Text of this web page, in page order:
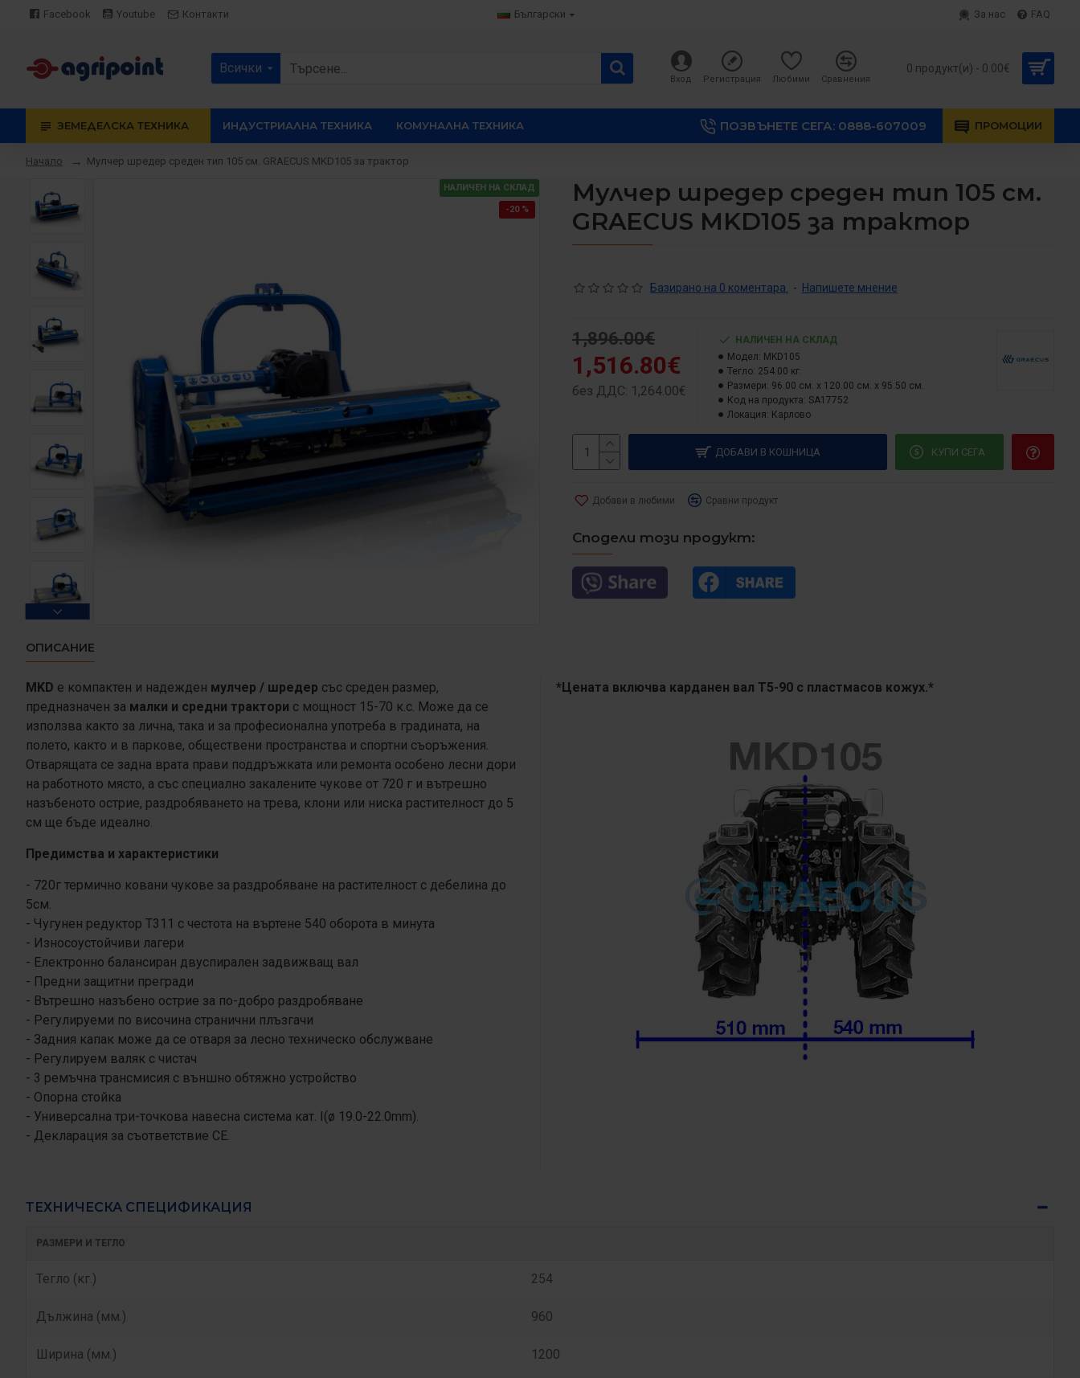
Facebook Youtube Контакти Български За нас FAQ
Всички
Вход Регистрация Любими Сравнения
0 продукт(и) - 0.00€
ЗЕМЕДЕЛСКА ТЕХНИКА ИНДУСТРИАЛНА ТЕХНИКА КОМУНАЛНА ТЕХНИКА ПОЗВЪНЕТЕ СЕГА: 0888-607009 ПРОМОЦИИ
Начало Мулчер шредер среден тип 105 см. GRAECUS MKD105 за трактор
НАЛИЧЕН НА СКЛАД
-20 %
Мулчер шредер среден тип 105 см.
GRAECUS MKD105 за трактор
Базирано на 0 коментара. - Напишете мнение
1,516.80€
1,896.00€
без ДДС: 1,264.00€
НАЛИЧЕН НА СКЛАД
Модел: MKD105
Тегло: 254.00 кг.
Размери: 96.00 см. x 120.00 см. x 95.50 см.
Код на продукта: SA17752
Локация: Карлово
ДОБАВИ В КОШНИЦА КУПИ СЕГА
Добави в любими Сравни продукт
Сподели този продукт:
ОПИСАНИЕ
MKD е компактен и надежден мулчер / шредер със среден размер,
предназначен за малки и средни трактори с мощност 15-70 к.с. Може да се
използва както за лична, така и за професионална употреба в градината, на
полето, както и в паркове, обществени пространства и спортни съоръжения.
Отварящата се задна врата прави поддръжката или ремонта особено лесни дори
на работното място, а със специално закалените чукове от 720 г и вътрешно
назъбеното острие, раздробяването на трева, клони или ниска растителност до 5
см ще бъде идеално.
Предимства и характеристики
- 720г термично ковани чукове за раздробяване на растителност с дебелина до
5см.
- Чугунен редуктор Т311 с честота на въртене 540 оборота в минута
- Износоустойчиви лагери
- Електронно балансиран двуспирален задвижващ вал
- Предни защитни прегради
- Вътрешно назъбено острие за по-добро раздробяване
- Регулируеми по височина странични плъзгачи
- Задния капак може да се отваря за лесно техническо обслужване
- Регулируем валяк с чистач
- 3 ремъчна трансмисия с външно обтяжно устройство
- Опорна стойка
- Универсална три-точкова навесна система кат. I(ø 19.0-22.0mm).
- Декларация за съответствие СЕ.
*Цената включва карданен вал T5-90 с пластмасов кожух.*
ТЕХНИЧЕСКА СПЕЦИФИКАЦИЯ
РАЗМЕРИ И ТЕГЛО
Тегло (кг.) 254
Дължина (мм.) 960
Ширина (мм.) 1200